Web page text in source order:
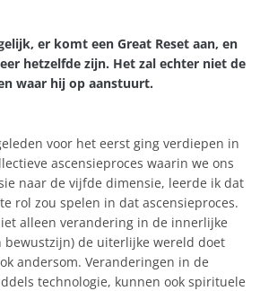
er komt een Great Reset aan, en
hetzelfde zijn. Het zal echter niet de
waar hij op aanstuurt.
voor het eerst ging verdiepen in
ascensieproces waarin we ons
naar de vijfde dimensie, leerde ik dat
rol zou spelen in dat ascensieproces.
alleen verandering in de innerlijke
bewustzijn) de uiterlijke wereld doet
andersom. Veranderingen in de
technologie, kunnen ook spirituele